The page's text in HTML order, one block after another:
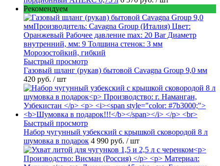
Рекомендуем
Быстрый просмотр
Газовый шланг (рукав) бытовой Cavagna Group 9,0 мм
420 руб. / шт
Быстрый просмотр
Набор чугунный узбекский с крышкой сковородой 8 л
шумовка в подарок 4 990 руб. / шт